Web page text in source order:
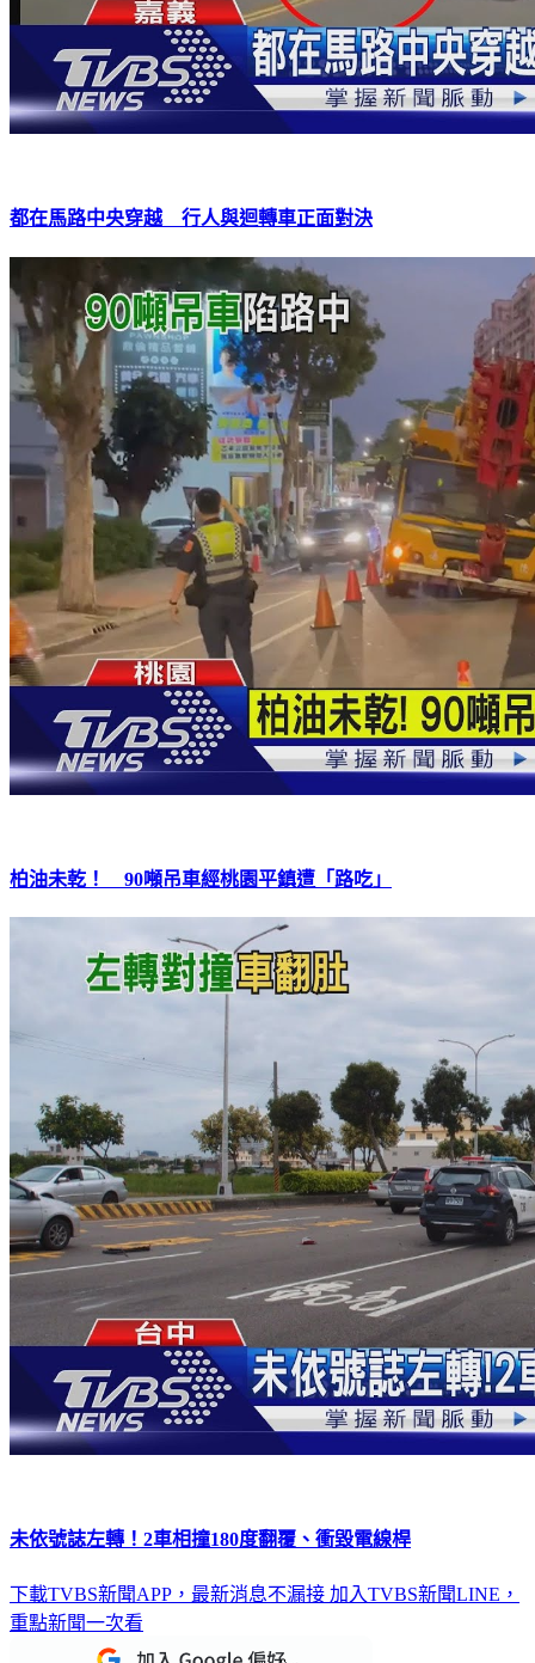
都在馬路中央穿越 行人與迴轉車正面對決
柏油未乾！ 90噸吊車經桃園平鎮遭「路吃」
未依號誌左轉！2車相撞180度翻覆、衝毀電線桿
下載TVBS新聞APP，最新消息不漏接 加入TVBS新聞LINE，
重點新聞一次看